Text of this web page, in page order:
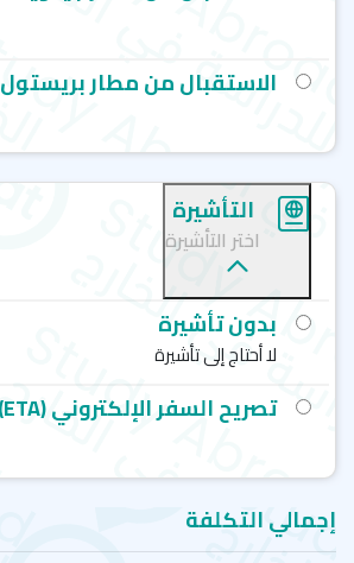
الاستقبال من مطار بريستول
التأشيرة
اختر التأشيرة
بدون تأشيرة
لا أحتاج إلى تأشيرة
تصريح السفر الإلكتروني (ETA)
إجمالي التكلفة